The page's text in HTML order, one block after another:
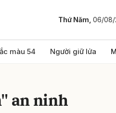
Thứ Năm, 06/08/
màu 54 Người giữ lửa
an ninh